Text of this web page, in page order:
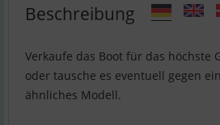
Beschreibung
Verkaufe das Boot für das höchste
oder tausche es eventuell gegen
ähnliches Modell.